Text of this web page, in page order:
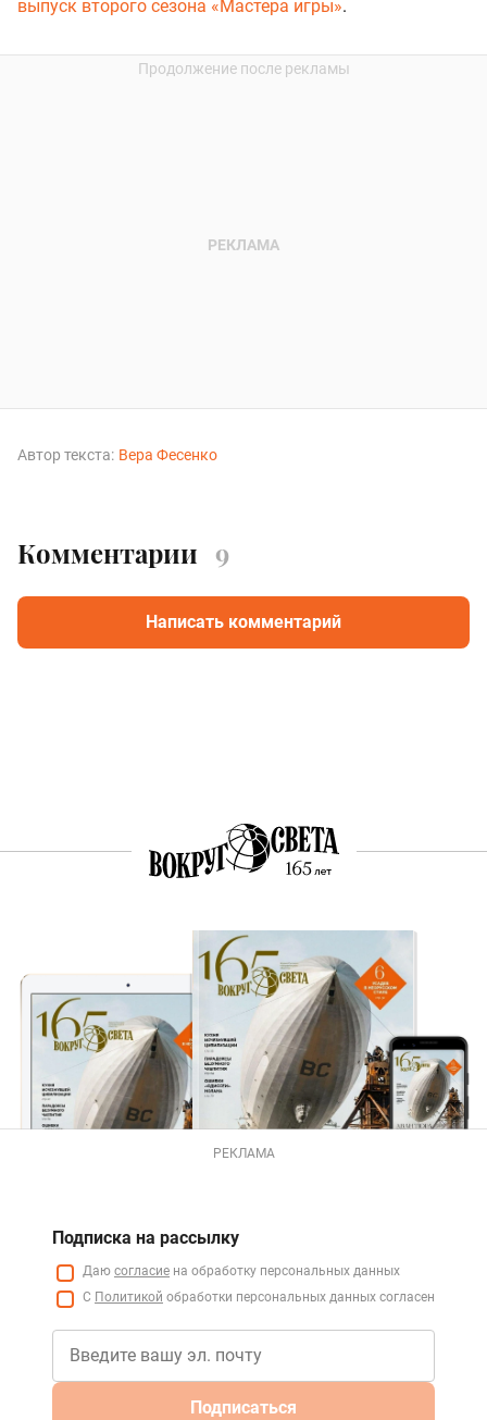
выпуск второго сезона «Мастера игры».
Автор текста: Вера Фесенко
Комментарии 9
Написать комментарий
РЕКЛАМА
Подписка на рассылку
Даю согласие на обработку персональных данных
С Политикой обработки персональных данных согласен
Подписаться